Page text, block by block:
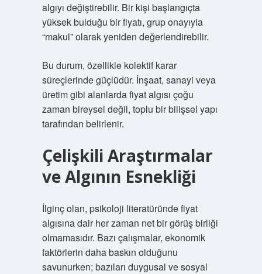
algıyı değiştirebilir. Bir kişi başlangıçta
yüksek bulduğu bir fiyatı, grup onayıyla
“makul” olarak yeniden değerlendirebilir.
Bu durum, özellikle kolektif karar
süreçlerinde güçlüdür. İnşaat, sanayi veya
üretim gibi alanlarda fiyat algısı çoğu
zaman bireysel değil, toplu bir bilişsel yapı
tarafından belirlenir.
Çelişkili Araştırmalar
ve Algının Esnekliği
İlginç olan, psikoloji literatüründe fiyat
algısına dair her zaman net bir görüş birliği
olmamasıdır. Bazı çalışmalar, ekonomik
faktörlerin daha baskın olduğunu
savunurken; bazıları duygusal ve sosyal